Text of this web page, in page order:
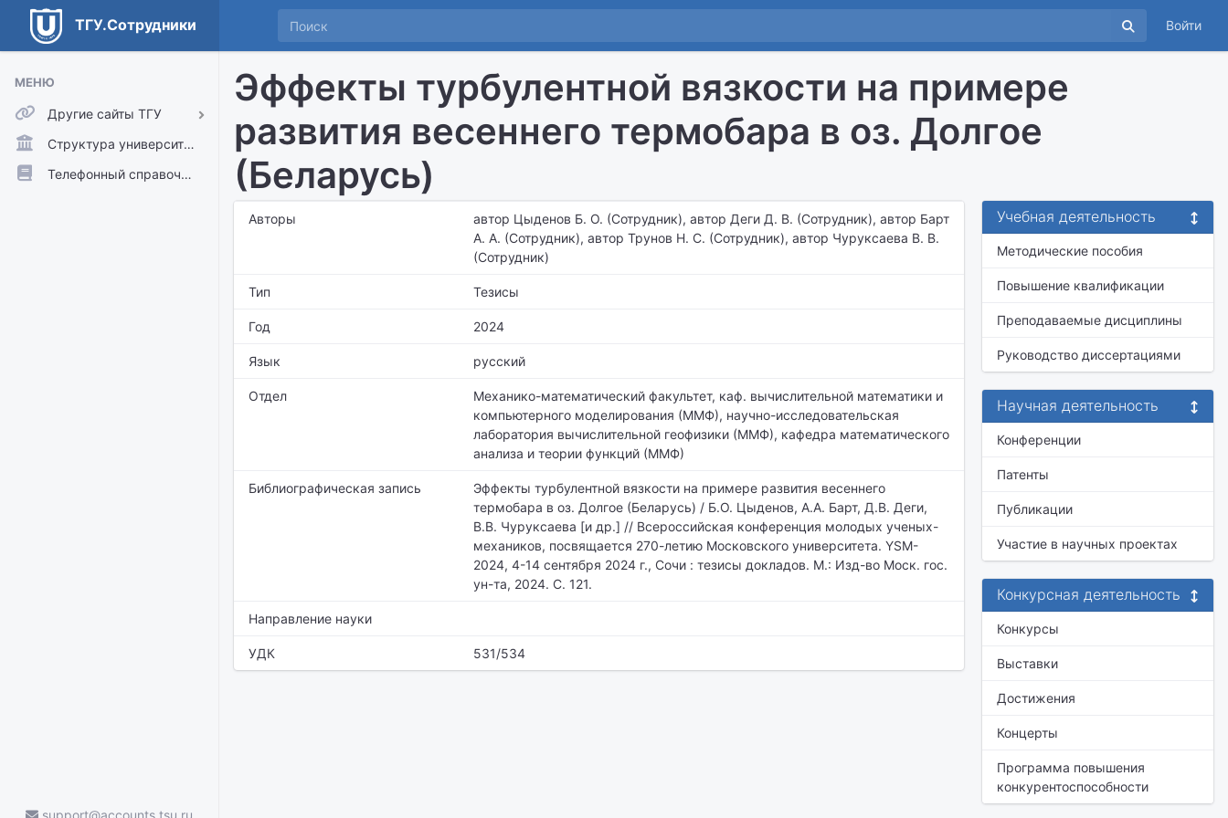
ТГУ.Сотрудники Войти
МЕНЮ
Другие сайты ТГУ
ТГУ.Аккаунты
ТГУ.Расписание
Структура университета
Телефонный справочник
support@accounts.tsu.ru
Эффекты турбулентной вязкости на примере
развития весеннего термобара в оз. Долгое
(Беларусь)
Авторы
автор Цыденов Б. О. (Сотрудник), автор Деги Д. В. (Сотрудник), автор Барт
А. А. (Сотрудник), автор Трунов Н. С. (Сотрудник), автор Чуруксаева В. В.
(Сотрудник)
Тип Тезисы
Год 2024
Язык русский
Отдел Механико-математический факультет, каф. вычислительной математики и
компьютерного моделирования (ММФ), научно-исследовательская
лаборатория вычислительной геофизики (ММФ), кафедра математического
анализа и теории функций (ММФ)
Библиографическая запись
Эффекты турбулентной вязкости на примере развития весеннего
термобара в оз. Долгое (Беларусь) / Б.О. Цыденов, А.А. Барт, Д.В. Деги,
В.В. Чуруксаева [и др.] // Всероссийская конференция молодых ученых-
механиков, посвящается 270-летию Московского университета. YSM-
2024, 4-14 сентября 2024 г., Сочи : тезисы докладов. М.: Изд-во Моск. гос.
ун-та, 2024. С. 121.
Направление науки
УДК 531/534
Учебная деятельность
Методические пособия
Повышение квалификации
Преподаваемые дисциплины
Руководство диссертациями
Научная деятельность
Конференции
Патенты
Публикации
Участие в научных проектах
Конкурсная деятельность
Конкурсы
Выставки
Достижения
Концерты
Программа повышения
конкурентоспособности